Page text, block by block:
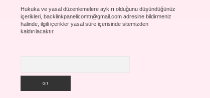
Hukuka ve yasal düzenlemelere aykırı olduğunu düşündüğünüz
içerikleri, backlinkpanelicomtr@gmail.comadresine bildirmeniz
halinde, ilgili içerikler yasal süre içerisinde sitemizden
kaldırılacaktır.